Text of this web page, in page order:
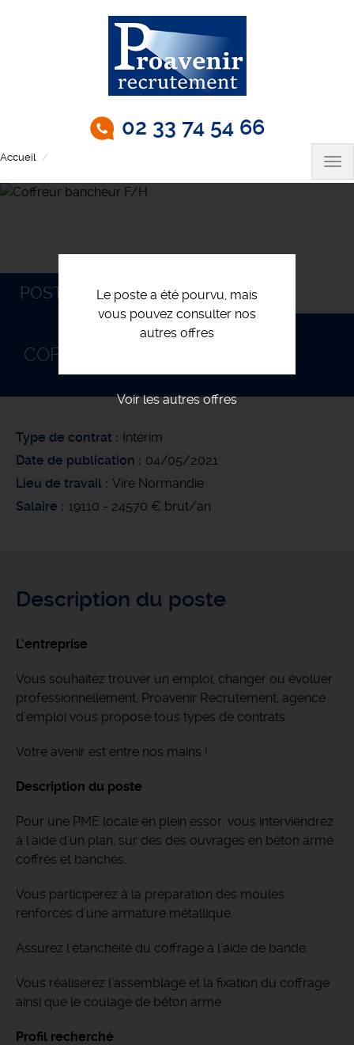
02 33 74 54 66
Accueil
Le poste a été pourvu, mais
vous pouvez consulter nos
autres offres
Voir les autres offres
POSTULEZ
COFFREUR BANCHEUR F/H
Type de contrat
Intérim
Date de publication
04/05/2021
Lieu de travail
Vire Normandie
Salaire
19110 - 24570 € brut/an
Description du poste
L'entreprise
Vous souhaitez trouver un emploi, changer ou évoluer
professionnellement, Proavenir Recrutement, agence
d’emploi vous propose tous types de contrats.
Votre avenir est entre nos mains !
Description du poste
Pour une PME locale en plein essor, vous interviendrez
à l'aide d'un plan, sur des des ouvrages en béton armé
coffrés et banchés.
Vous participerez à la préparation des moules
renforcés d’une armature métallique.
Assurez l’étanchéité du coffrage à l’aide de bande.
Vous réaliserez l’assemblage et la fixation du coffrage
ainsi que le coulage de béton armé.
Profil recherché